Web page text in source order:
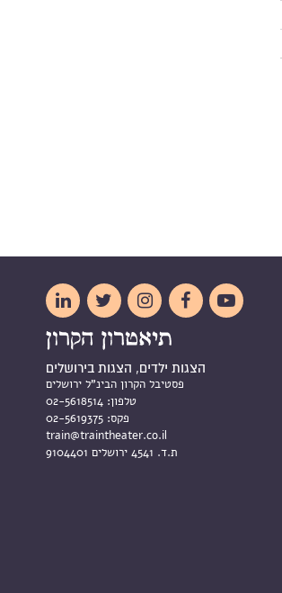





הצגות ילדים, הצגות בירושלים
פסטיבל הקרון הבינ"ל ירושלים
טלפון:
פקס:
train@traintheater.co.il
ת.ד. 4541 ירושלים 9104401